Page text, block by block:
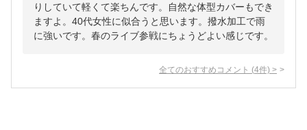
りしていて軽くて楽ちんです。自然な体型カバーもでき
ますよ。40代女性に似合うと思います。撥水加工で雨
に強いです。春のライブ参戦にちょうどよい感じです。
全てのおすすめコメント (4件) >